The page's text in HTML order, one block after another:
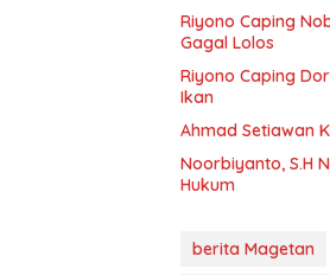
Riyono Caping
Gagal Lolos
Riyono Caping
Ikan
Ahmad Setiawan
Noorbiyanto, S.H
Hukum
berita Magetan